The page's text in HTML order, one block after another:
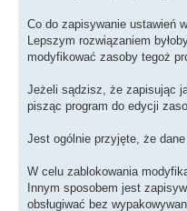
Co do zapisywanie ustawień
Lepszym rozwiązaniem
modyfikować zasoby tegoż
Jeżeli sądzisz, że zapisując
pisząc program do edycji
Jest ogólnie przyjęte, że
W celu zablokowania
Innym sposobem jest
obsługiwać bez